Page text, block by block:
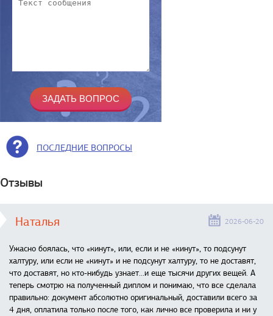
ПОСЛЕДНИЕ ВОПРОСЫ
Отзывы
Наталья 2026-06-20
Ужасно боялась, что «кинут», или, если и не «кинут», то подсунут
халтуру, или если не «кинут» и не подсунут халтуру, то не доставят,
что доставят, но кто-нибудь узнает...и еще тысячи других вещей. А
теперь смотрю на полученный диплом и понимаю, что все сделала
правильно: документ абсолютно оригинальный, доставили всего за
4 дня, оплатила только после того, как лично все проверила и ни у